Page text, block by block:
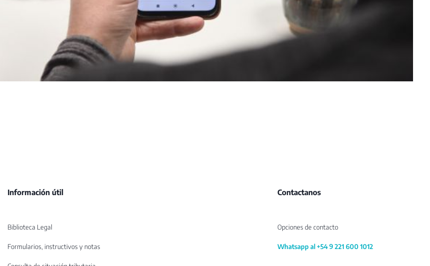
Información útil
Biblioteca Legal
Formularios, instructivos y notas
Contactanos
Opciones de contacto
Whatsapp al +54 9 221 600 1012